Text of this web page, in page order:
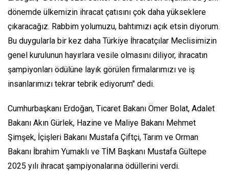
dönemde ülkemizin ihracat çatısını çok daha yükseklere
çıkaracağız. Rabbim yolumuzu, bahtımızı açık etsin diyorum.
Bu duygularla bir kez daha Türkiye İhracatçılar Meclisimizin
genel kurulunun hayırlara vesile olmasını diliyor, ihracatın
şampiyonları ödülüne layık görülen firmalarımızı ve iş
insanlarımızı tekrar tebrik ediyorum" dedi.
Cumhurbaşkanı Erdoğan, Ticaret Bakanı Ömer Bolat, Adalet
Bakanı Akın Gürlek, Hazine ve Maliye Bakanı Mehmet
Şimşek, İçişleri Bakanı Mustafa Çiftçi, Tarım ve Orman
Bakanı İbrahim Yumaklı ve TİM Başkanı Mustafa Gültepe
2025 yılı ihracat şampiyonalarına ödüllerini verdi.